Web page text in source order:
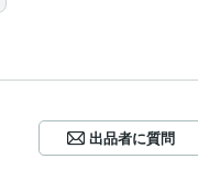
出品者に質問